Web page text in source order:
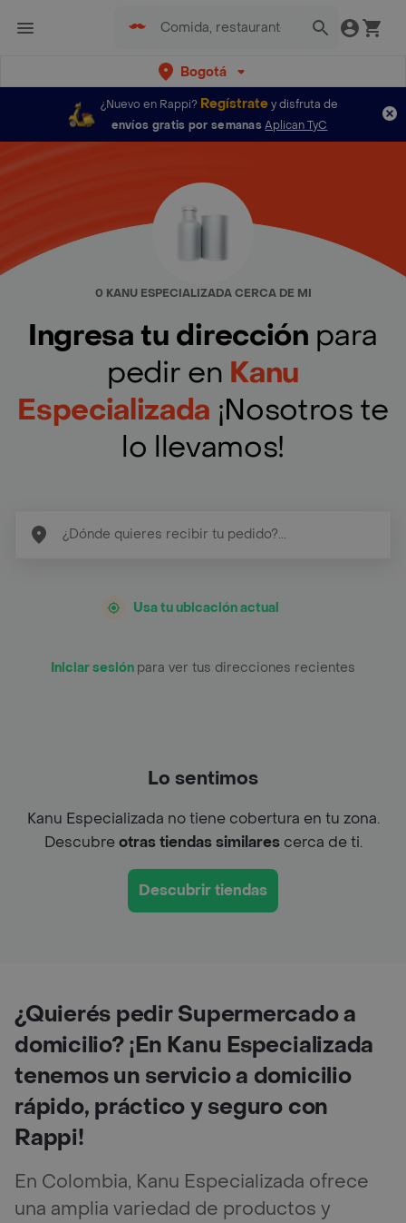
Bogotá
¿Nuevo en Rappi? Regístratey disfruta de
envíos gratis por semanas Aplican TyC
0 KANU ESPECIALIZADA CERCA DE MI
Ingresa tu dirección para
pedir en Kanu
Especializada ¡Nosotros te
lo llevamos!
Usa tu ubicación actual
Iniciar sesión para ver tus direcciones recientes
Lo sentimos
Kanu Especializada no tiene cobertura en tu zona.
Descubreotras tiendas similarescerca de ti.
Descubrir tiendas
¿Quierés pedir Supermercado a
domicilio? ¡En Kanu Especializada
tenemos un servicio a domicilio
rápido, práctico y seguro con
Rappi!
En Colombia, Kanu Especializada ofrece
una amplia variedad de productos y